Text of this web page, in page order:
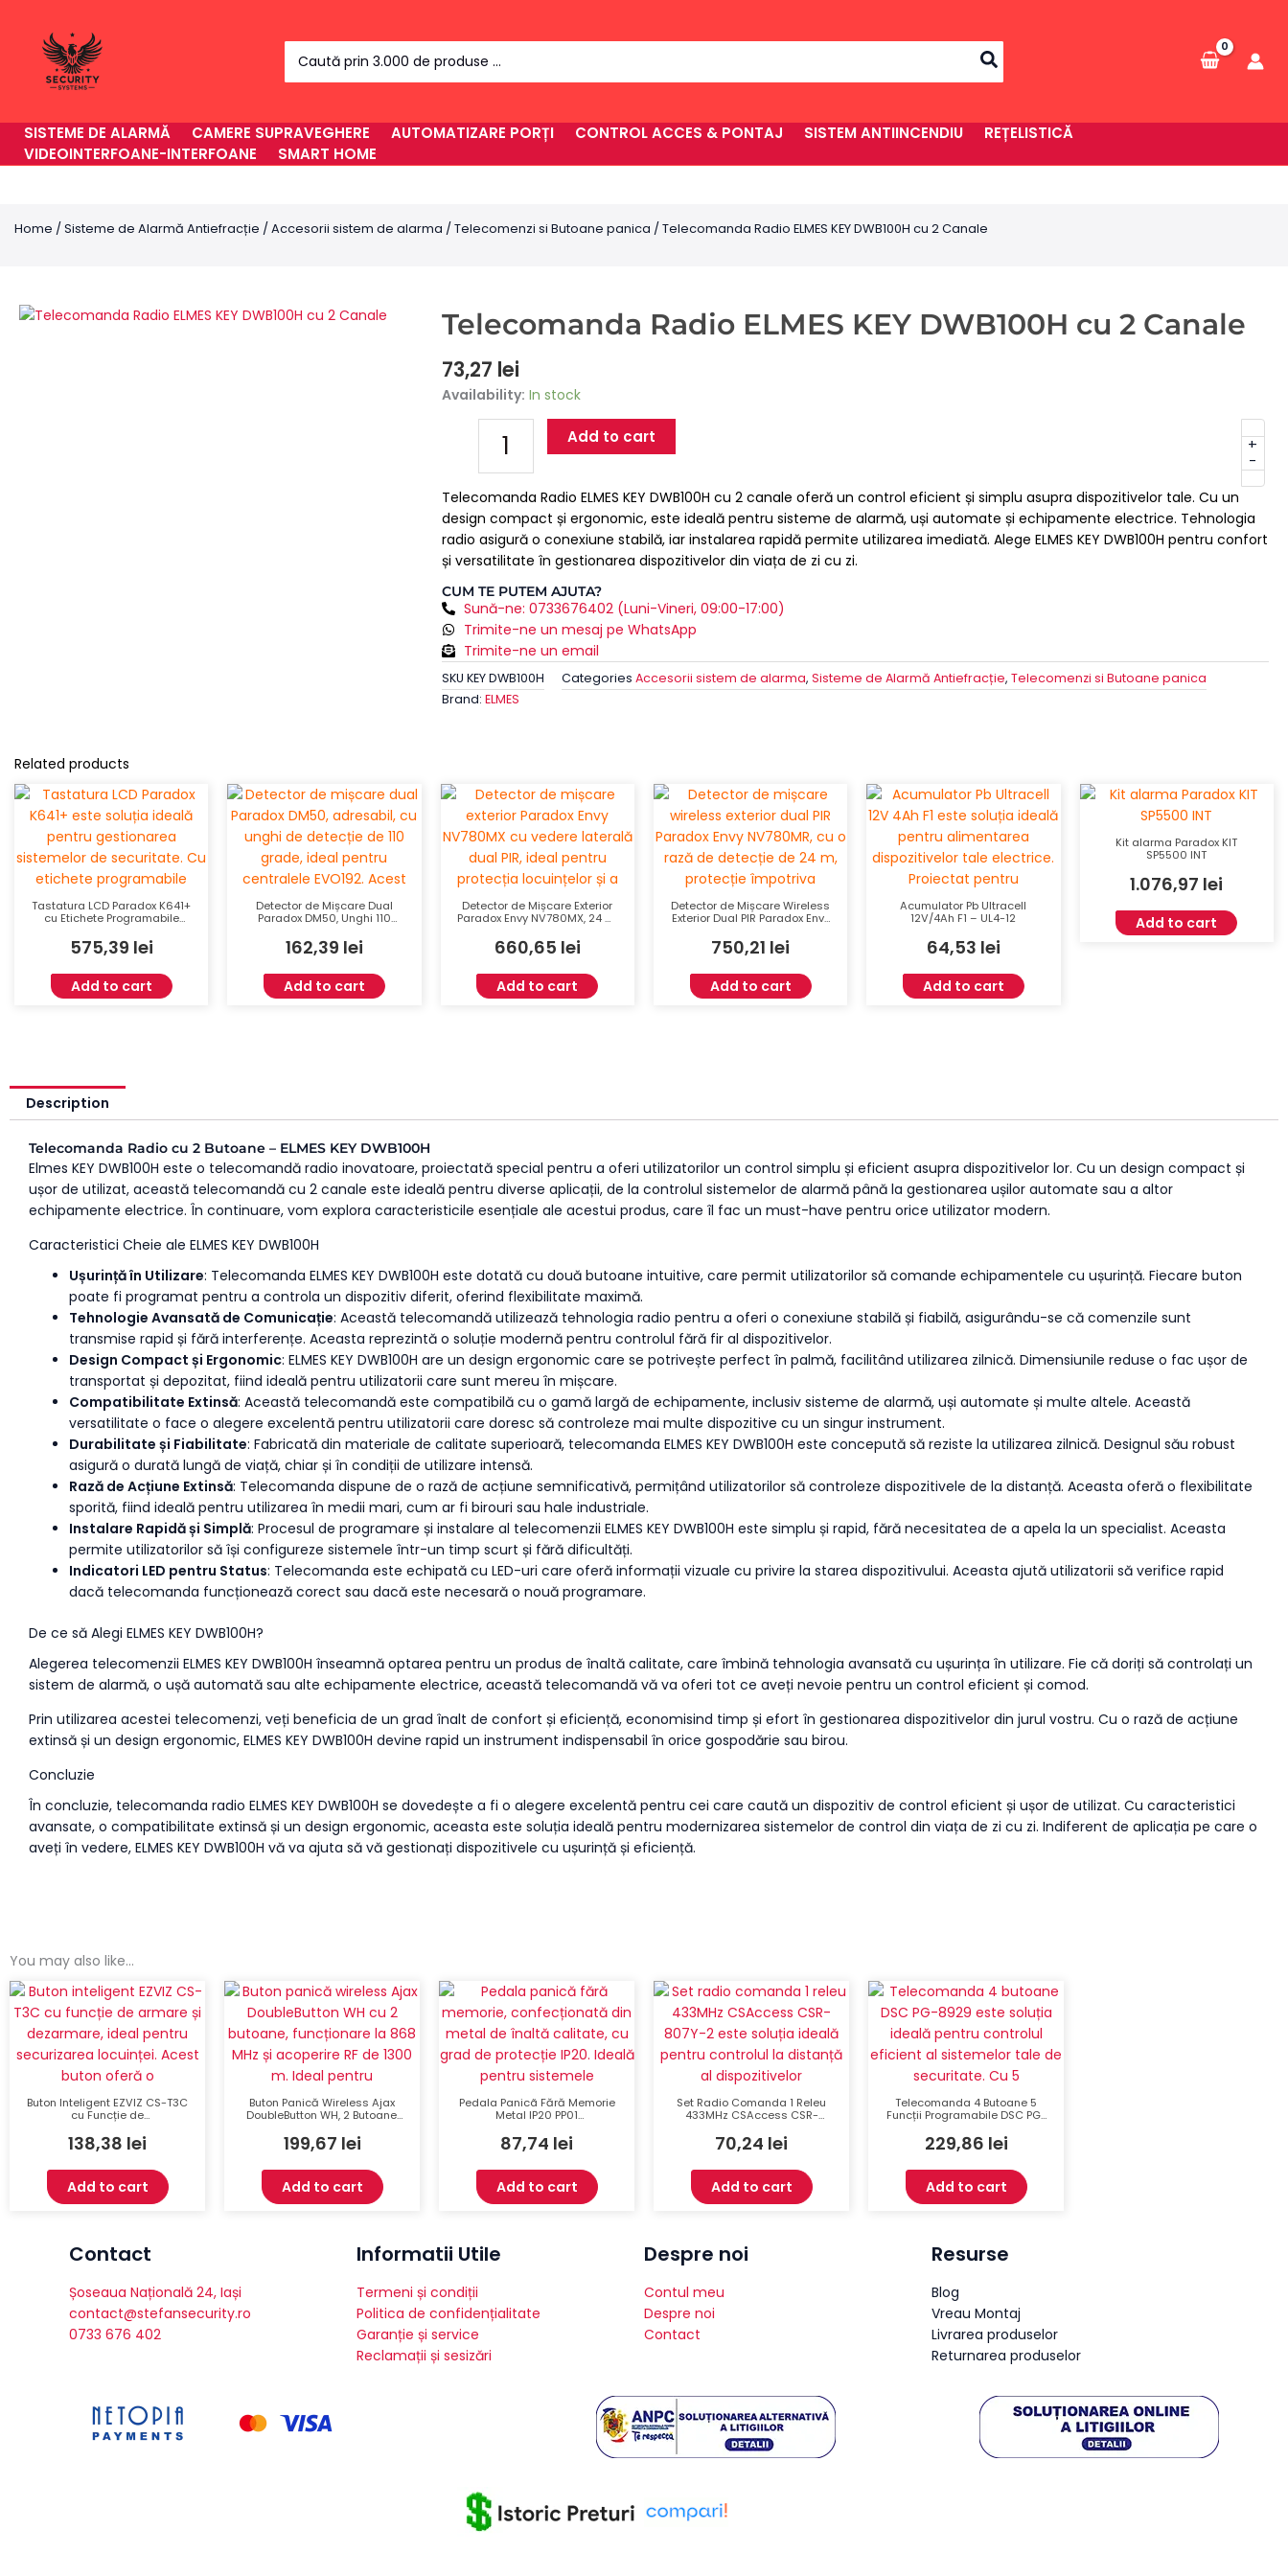
content
for:
SISTEME DE ALARMĂ CAMERE SUPRAVEGHERE AUTOMATIZARE PORȚI CONTROL ACCES & PONTAJ SISTEM ANTIINCENDIU
REȚELISTICĂ
VIDEOINTERFOANE-INTERFOANE
SMART HOME
Home /Sisteme de Alarmă Antiefracție /Accesorii sistem de alarma /Telecomenzi si Butoane panica / Telecomanda Radio ELMES KEY DWB100H cu 2 Canale
Telecomanda Radio ELMES KEY DWB100H cu 2 Canale
73,27 lei
Availability: In stock
-
Telecomanda
DWB100H
cu
2
Canale
quantity
+
Add to cart
Telecomanda Radio ELMES KEY DWB100H cu 2 canale oferă un control eficient și simplu asupra dispozitivelor tale. Cu un
design compact și ergonomic, este ideală pentru sisteme de alarmă, uși automate și echipamente electrice. Tehnologia
radio asigură o conexiune stabilă, iar instalarea rapidă permite utilizarea imediată. Alege ELMES KEY DWB100H pentru confort
și versatilitate în gestionarea dispozitivelor din viața de zi cu zi.
CUM TE PUTEM AJUTA?
Sună-ne: 0733676402 (Luni-Vineri, 09:00-17:00)
Trimite-ne un mesaj pe WhatsApp
Trimite-ne un email
SKUKEY DWB100H Categories Accesorii sistem de alarma,Sisteme de Alarmă Antiefracție,Telecomenzi si Butoane panica
Brand:ELMES
Related products
Tastatura LCD Paradox K641+
cu Etichete Programabile
Avansate
575,39 lei
Add to cart
Detector de Mișcare Dual
Paradox DM50, Unghi 110
Centrale EVO192
162,39 lei
Add to cart
Detector de Mișcare Exterior
Paradox Envy NV780MX, 24 m,
Immunity, -35°C la 50°C
660,65 lei
Add to cart
Detector de Mișcare Wireless
Exterior Dual PIR Paradox Envy
Animale, Antimasking, IP54,
Alimentare cu Baterii AA
750,21 lei
Add to cart
Acumulator Pb Ultracell
12V/4Ah F1 – UL4-12
64,53 lei
Add to cart
Kit alarma Paradox KIT
SP5500 INT
1.076,97 lei
Add to cart
Description
Telecomanda Radio cu 2 Butoane – ELMES KEY DWB100H
Elmes KEY DWB100H este o telecomandă radio inovatoare, proiectată special pentru a oferi utilizatorilor un control simplu și eficient asupra dispozitivelor lor. Cu un design compact și
ușor de utilizat, această telecomandă cu 2 canale este ideală pentru diverse aplicații, de la controlul sistemelor de alarmă până la gestionarea ușilor automate sau a altor
echipamente electrice. În continuare, vom explora caracteristicile esențiale ale acestui produs, care îl fac un must-have pentru orice utilizator modern.
Caracteristici Cheie ale ELMES KEY DWB100H
Ușurință în Utilizare: Telecomanda ELMES KEY DWB100H este dotată cu două butoane intuitive, care permit utilizatorilor să comande echipamentele cu ușurință. Fiecare buton
poate fi programat pentru a controla un dispozitiv diferit, oferind flexibilitate maximă.
Tehnologie Avansată de Comunicație: Această telecomandă utilizează tehnologia radio pentru a oferi o conexiune stabilă și fiabilă, asigurându-se că comenzile sunt
transmise rapid și fără interferențe. Aceasta reprezintă o soluție modernă pentru controlul fără fir al dispozitivelor.
Design Compact și Ergonomic: ELMES KEY DWB100H are un design ergonomic care se potrivește perfect în palmă, facilitând utilizarea zilnică. Dimensiunile reduse o fac ușor de
transportat și depozitat, fiind ideală pentru utilizatorii care sunt mereu în mișcare.
Compatibilitate Extinsă: Această telecomandă este compatibilă cu o gamă largă de echipamente, inclusiv sisteme de alarmă, uși automate și multe altele. Această
versatilitate o face o alegere excelentă pentru utilizatorii care doresc să controleze mai multe dispozitive cu un singur instrument.
Durabilitate și Fiabilitate: Fabricată din materiale de calitate superioară, telecomanda ELMES KEY DWB100H este concepută să reziste la utilizarea zilnică. Designul său robust
asigură o durată lungă de viață, chiar și în condiții de utilizare intensă.
Rază de Acțiune Extinsă: Telecomanda dispune de o rază de acțiune semnificativă, permițând utilizatorilor să controleze dispozitivele de la distanță. Aceasta oferă o flexibilitate
sporită, fiind ideală pentru utilizarea în medii mari, cum ar fi birouri sau hale industriale.
Instalare Rapidă și Simplă: Procesul de programare și instalare al telecomenzii ELMES KEY DWB100H este simplu și rapid, fără necesitatea de a apela la un specialist. Aceasta
permite utilizatorilor să își configureze sistemele într-un timp scurt și fără dificultăți.
Indicatori LED pentru Status: Telecomanda este echipată cu LED-uri care oferă informații vizuale cu privire la starea dispozitivului. Aceasta ajută utilizatorii să verifice rapid
dacă telecomanda funcționează corect sau dacă este necesară o nouă programare.
De ce să Alegi ELMES KEY DWB100H?
Alegerea telecomenzii ELMES KEY DWB100H înseamnă optarea pentru un produs de înaltă calitate, care îmbină tehnologia avansată cu ușurința în utilizare. Fie că doriți să controlați un
sistem de alarmă, o ușă automată sau alte echipamente electrice, această telecomandă vă va oferi tot ce aveți nevoie pentru un control eficient și comod.
Prin utilizarea acestei telecomenzi, veți beneficia de un grad înalt de confort și eficiență, economisind timp și efort în gestionarea dispozitivelor din jurul vostru. Cu o rază de acțiune
extinsă și un design ergonomic, ELMES KEY DWB100H devine rapid un instrument indispensabil în orice gospodărie sau birou.
Concluzie
În concluzie, telecomanda radio ELMES KEY DWB100H se dovedește a fi o alegere excelentă pentru cei care caută un dispozitiv de control eficient și ușor de utilizat. Cu caracteristici
avansate, o compatibilitate extinsă și un design ergonomic, aceasta este soluția ideală pentru modernizarea sistemelor de control din viața de zi cu zi. Indiferent de aplicația pe care o
aveți în vedere, ELMES KEY DWB100H vă va ajuta să vă gestionați dispozitivele cu ușurință și eficiență.
You may also like…
Buton Inteligent EZVIZ CS-T3C
cu Funcție de
Urgență ZigBee 3.0
138,38 lei
Add to cart
Buton Panică Wireless Ajax
DoubleButton WH, 2 Butoane,
199,67 lei
Add to cart
Pedala Panicã Fără Memorie
Metal IP20 PP01
87,74 lei
Add to cart
Set Radio Comanda 1 Releu
433MHz CSAccess CSR-
Electrice la Distanță
70,24 lei
Add to cart
Telecomanda 4 Butoane 5
Funcții Programabile DSC PG-
Verificare Vizuală și Auditivă
229,86 lei
Add to cart
Contact
Șoseaua Națională 24, Iași
contact@stefansecurity.ro
0733 676 402
Informatii Utile
Termeni și condiții
Politica de confidențialitate
Garanție și service
Reclamații și sesizări
Despre noi
Contul meu
Despre noi
Contact
Resurse
Blog
Vreau Montaj
Livrarea produselor
Returnarea produselor